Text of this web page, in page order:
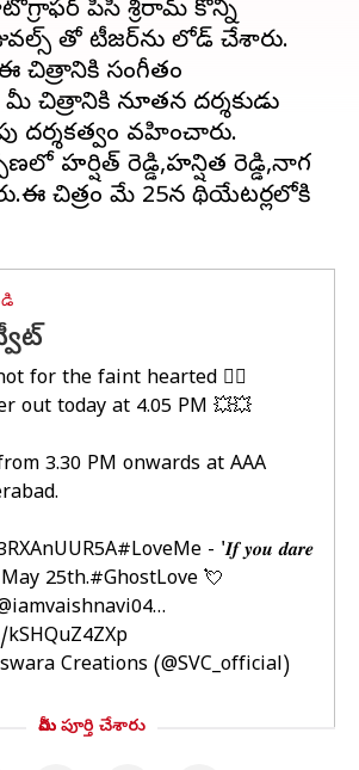
పిసి శ్రీరామ్ కొన్ని
తో టీజర్‌ను లోడ్ చేశారు.
చిత్రానికి సంగీతం
చిత్రానికి నూతన దర్శకుడు
హర్షిత్ రెడ్డి,హన్షిత రెడ్డి,నాగ
చిత్రం మే 25న థియేటర్లలోకి
for the faint hearted ❤‍🔥
out today at 4.05 PM 💥💥
3.30 PM onwards at AAA
#LoveMe - '𝑰𝒇 𝒚𝒐𝒖 𝒅𝒂𝒓𝒆
25th.#GhostLove 💘
…
Creations (@SVC_official)
మీరు పూర్తి చేశారు